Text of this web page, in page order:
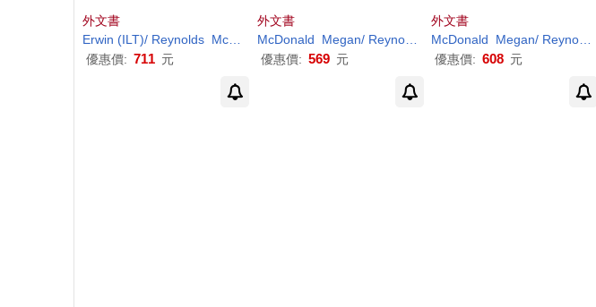
外文書
Erwin (ILT)/ Reynolds McDonald Megan / Madrid Peter H
. (CRT)
優惠價: 711 元
bulously Freaky Collecti
on
外文書
McDonald
Megan/ Reynolds Peter H. (ILT)
優惠價: 569 元
外文書
McDonald
Megan/ Reynolds
優惠價: 608 元